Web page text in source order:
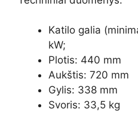
Katilo galia
kW;
Plotis: 440 mm
Aukštis: 720 mm
Gylis: 338 mm
Svoris: 33,5 kg